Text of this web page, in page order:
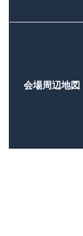
会場周辺地図